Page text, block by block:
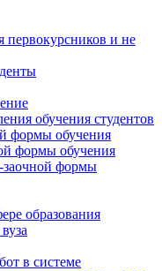
первокурсников и не
обучения студентов
формы обучения
формы обучения
заочной формы
образования
в системе